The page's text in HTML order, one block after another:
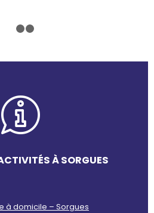
À SORGUES
à domicile – Sorgues